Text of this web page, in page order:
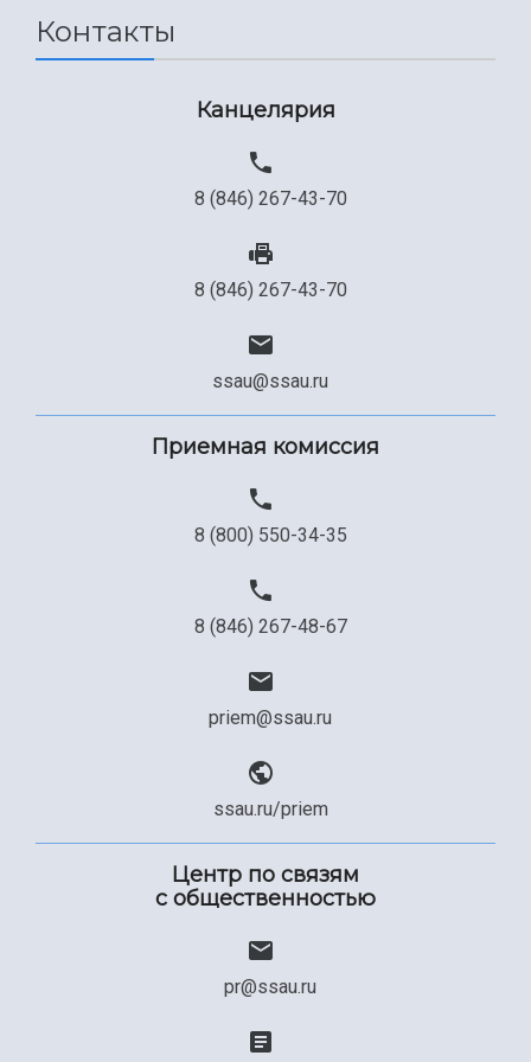
Сведения об образовательной организации
Официальные документы
Контакты
Канцелярия
8 (846) 267-43-70
8 (846) 267-43-70
ssau@ssau.ru
Приемная комиссия
8 (800) 550-34-35
8 (846) 267-48-67
priem@ssau.ru
ssau.ru/priem
Центр по связям
с общественностью
pr@ssau.ru